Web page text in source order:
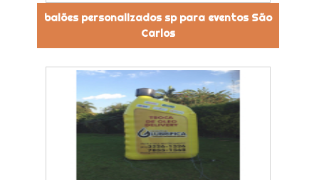
balões personalizados sp para eventos São
Carlos